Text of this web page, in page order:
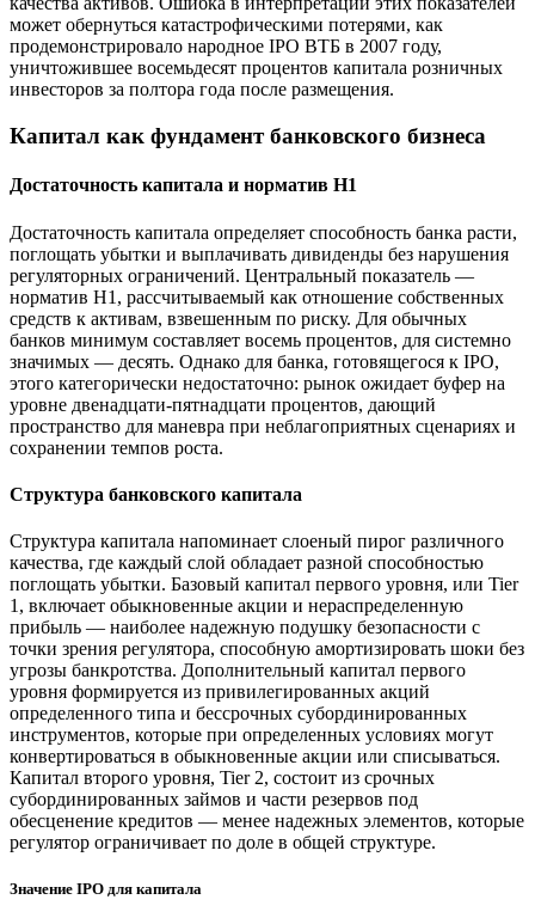
может обернуться катастрофическими потерями, как
продемонстрировало народное IPO ВТБ в 2007 году,
уничтожившее восемьдесят процентов капитала розничных
инвесторов за полтора года после размещения.
Капитал как фундамент банковского бизнеса
Достаточность капитала и норматив Н1
Достаточность капитала определяет способность банка расти,
поглощать убытки и выплачивать дивиденды без нарушения
регуляторных ограничений. Центральный показатель —
норматив Н1, рассчитываемый как отношение собственных
средств к активам, взвешенным по риску. Для обычных
банков минимум составляет восемь процентов, для системно
значимых — десять. Однако для банка, готовящегося к IPO,
этого категорически недостаточно: рынок ожидает буфер на
уровне двенадцати-пятнадцати процентов, дающий
пространство для маневра при неблагоприятных сценариях и
сохранении темпов роста.
Структура банковского капитала
Структура капитала напоминает слоеный пирог различного
качества, где каждый слой обладает разной способностью
поглощать убытки. Базовый капитал первого уровня, или Tier
1, включает обыкновенные акции и нераспределенную
прибыль — наиболее надежную подушку безопасности с
точки зрения регулятора, способную амортизировать шоки без
угрозы банкротства. Дополнительный капитал первого
уровня формируется из привилегированных акций
определенного типа и бессрочных субординированных
инструментов, которые при определенных условиях могут
конвертироваться в обыкновенные акции или списываться.
Капитал второго уровня, Tier 2, состоит из срочных
субординированных займов и части резервов под
обесценение кредитов — менее надежных элементов, которые
регулятор ограничивает по доле в общей структуре.
Значение IPO для капитала